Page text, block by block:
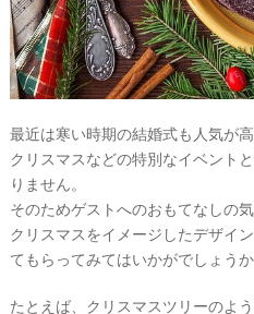
最近は寒い時期の結婚式も人気が高
クリスマスなどの特別なイベント
りません。
そのためゲストへのおもてなしの気
クリスマスをイメージしたデザイ
てもらってみてはいかがでしょうか
たとえば、クリスマスツリーのよ
ト